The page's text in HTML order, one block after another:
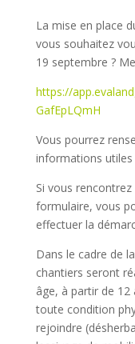
La mise en place
vous souhaitez
19 septembre ?
https://
GafEpLQmH
Vous pourrez
informations
Si vous
formulaire, vous
effectuer la
Dans le cadre de
chantiers seront
âge, à partir de 12
toute condition
rejoindre